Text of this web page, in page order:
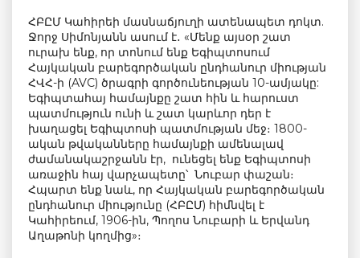
ՀԲԸՄ Կահիրեի մասնաճյուղի ատենապետ դոկտ.
Ջորջ Սիմոնյանն ասում է․ «Մենք այսօր շատ
ուրախ ենք, որ տոնում ենք Եգիպտոսում
Հայկական բարեգործական ընդհանուր միության
ՀՎՀ-ի (AVC) ծրագրի գործունեության 10-ամյակը:
Եգիպտահայ համայնքը շատ հին և հարուստ
պատմություն ունի և շատ կարևոր դեր է
խաղացել Եգիպտոսի պատմության մեջ։ 1800-
ական թվականները համայնքի ամենալավ
ժամանակաշրջանն էր, ունեցել ենք Եգիպտոսի
առաջին հայ վարչապետը՝ Նուբար փաշան։
Հպարտ ենք նաև, որ Հայկական բարեգործական
ընդհանուր միությունը (ՀԲԸՄ) հիմնվել է
Կահիրեում, 1906-ին, Պողոս Նուբարի և Երվանդ
Աղաթոնի կողմից»։